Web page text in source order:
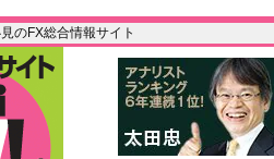
のFX総合情報サイト